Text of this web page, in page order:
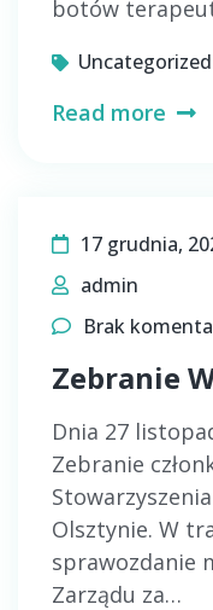
botów
Uncategorized
Read more
17 grudnia,
admin
Brak
Zebranie
Dnia 27
Zebranie
Olsztynie. W
sprawozdanie
Zarządu za…